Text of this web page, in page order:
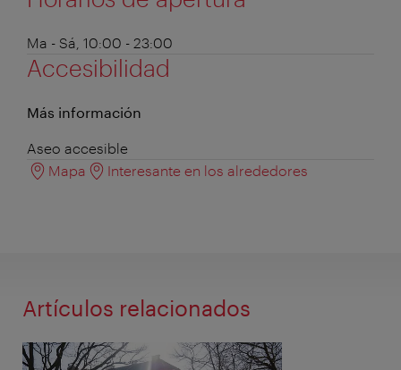
Ma - Sá, 10:00 - 23:00
Accesibilidad
Más información
Aseo accesible
Mapa
Interesante en los alrededores
Artículos relacionados